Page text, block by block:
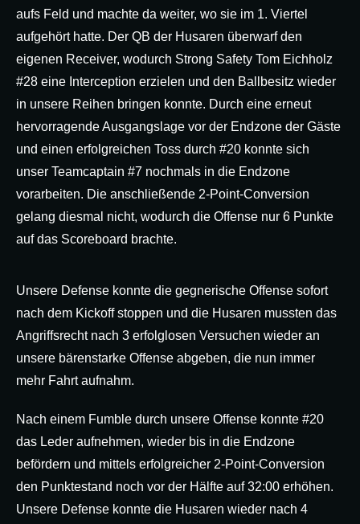
aufs Feld und machte da weiter, wo sie im 1. Viertel
aufgehört hatte. Der QB der Husaren überwarf den
eigenen Receiver, wodurch Strong Safety Tom Eichholz
#28 eine Interception erzielen und den Ballbesitz wieder
in unsere Reihen bringen konnte. Durch eine erneut
hervorragende Ausgangslage vor der Endzone der Gäste
und einen erfolgreichen Toss durch #20 konnte sich
unser Teamcaptain #7 nochmals in die Endzone
vorarbeiten. Die anschließende 2-Point-Conversion
gelang diesmal nicht, wodurch die Offense nur 6 Punkte
auf das Scoreboard brachte.
Unsere Defense konnte die gegnerische Offense sofort
nach dem Kickoff stoppen und die Husaren mussten das
Angriffsrecht nach 3 erfolglosen Versuchen wieder an
unsere bärenstarke Offense abgeben, die nun immer
mehr Fahrt aufnahm.
Nach einem Fumble durch unsere Offense konnte #20
das Leder aufnehmen, wieder bis in die Endzone
befördern und mittels erfolgreicher 2-Point-Conversion
den Punktestand noch vor der Hälfte auf 32:00 erhöhen.
Unsere Defense konnte die Husaren wieder nach 4